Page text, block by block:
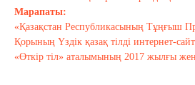
Марапаты:
«Қазақстан Республикасының Тұңғыш
Қорының Үздік қазақ тілді интернет-
«Өткір тіл» аталымының 2017 жылғы